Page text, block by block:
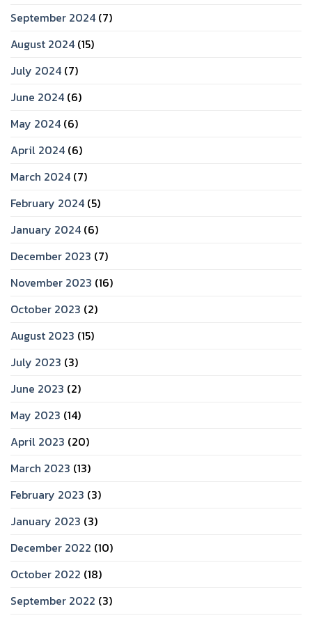
September 2024 (7)
August 2024 (15)
July 2024 (7)
June 2024 (6)
May 2024 (6)
April 2024 (6)
March 2024 (7)
February 2024 (5)
January 2024 (6)
December 2023 (7)
November 2023 (16)
October 2023 (2)
August 2023 (15)
July 2023 (3)
June 2023 (2)
May 2023 (14)
April 2023 (20)
March 2023 (13)
February 2023 (3)
January 2023 (3)
December 2022 (10)
October 2022 (18)
September 2022 (3)